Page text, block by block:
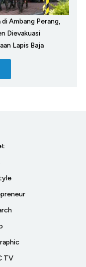
di Ambang Perang,
Dievakuasi
Lapis Baja
TV